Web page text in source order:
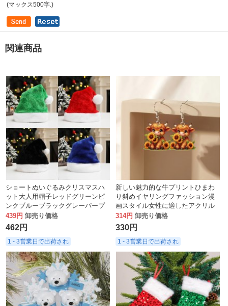
(マックス500字.)
関連商品
ショートぬいぐるみクリスマスハ
ット大人用帽子レッドグリーンピ
ンクブルーブラックグレーパープ
ル刺繍
439円 卸売り価格
462円
1 - 3営業日で出荷され
新しい魅力的な牛プリントひまわ
り斜めイヤリングファッション漫
画スタイル女性に適したアクリル
装飾
314円 卸売り価格
330円
1 - 3営業日で出荷され